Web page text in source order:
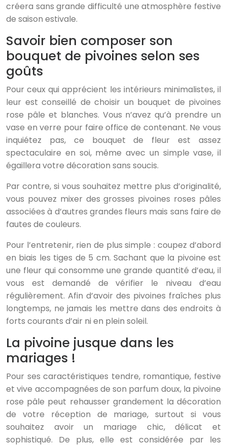
créera sans grande difficulté une atmosphère festive
de saison estivale.
Savoir bien composer son
bouquet de pivoines selon ses
goûts
Pour ceux qui apprécient les intérieurs minimalistes, il
leur est conseillé de choisir un bouquet de pivoines
rose pâle et blanches. Vous n’avez qu’à prendre un
vase en verre pour faire office de contenant. Ne vous
inquiétez pas, ce bouquet de fleur est assez
spectaculaire en soi, même avec un simple vase, il
égaillera votre décoration sans soucis.
Par contre, si vous souhaitez mettre plus d’originalité,
vous pouvez mixer des grosses pivoines roses pâles
associées à d’autres grandes fleurs mais sans faire de
fautes de couleurs.
Pour l’entretenir, rien de plus simple : coupez d’abord
en biais les tiges de 5 cm. Sachant que la pivoine est
une fleur qui consomme une grande quantité d’eau, il
vous est demandé de vérifier le niveau d’eau
régulièrement. Afin d’avoir des pivoines fraîches plus
longtemps, ne jamais les mettre dans des endroits à
forts courants d’air ni en plein soleil.
La pivoine jusque dans les
mariages !
Pour ses caractéristiques tendre, romantique, festive
et vive accompagnées de son parfum doux, la pivoine
rose pâle peut rehausser grandement la décoration
de votre réception de mariage, surtout si vous
souhaitez avoir un mariage chic, délicat et
sophistiqué. De plus, elle est considérée par les